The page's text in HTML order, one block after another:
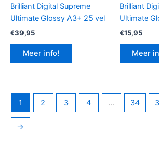
Brilliant Digital Supreme
Ultimate Glossy A3+ 25 vel
€39,95
Meer info!
Brilliant
Ultimate
€15,95
Meer
1 2 3 4 … 34
→